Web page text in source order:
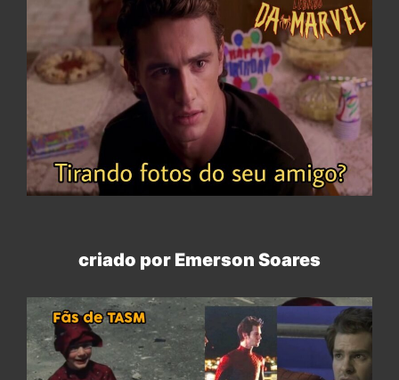
criado por Emerson Soares